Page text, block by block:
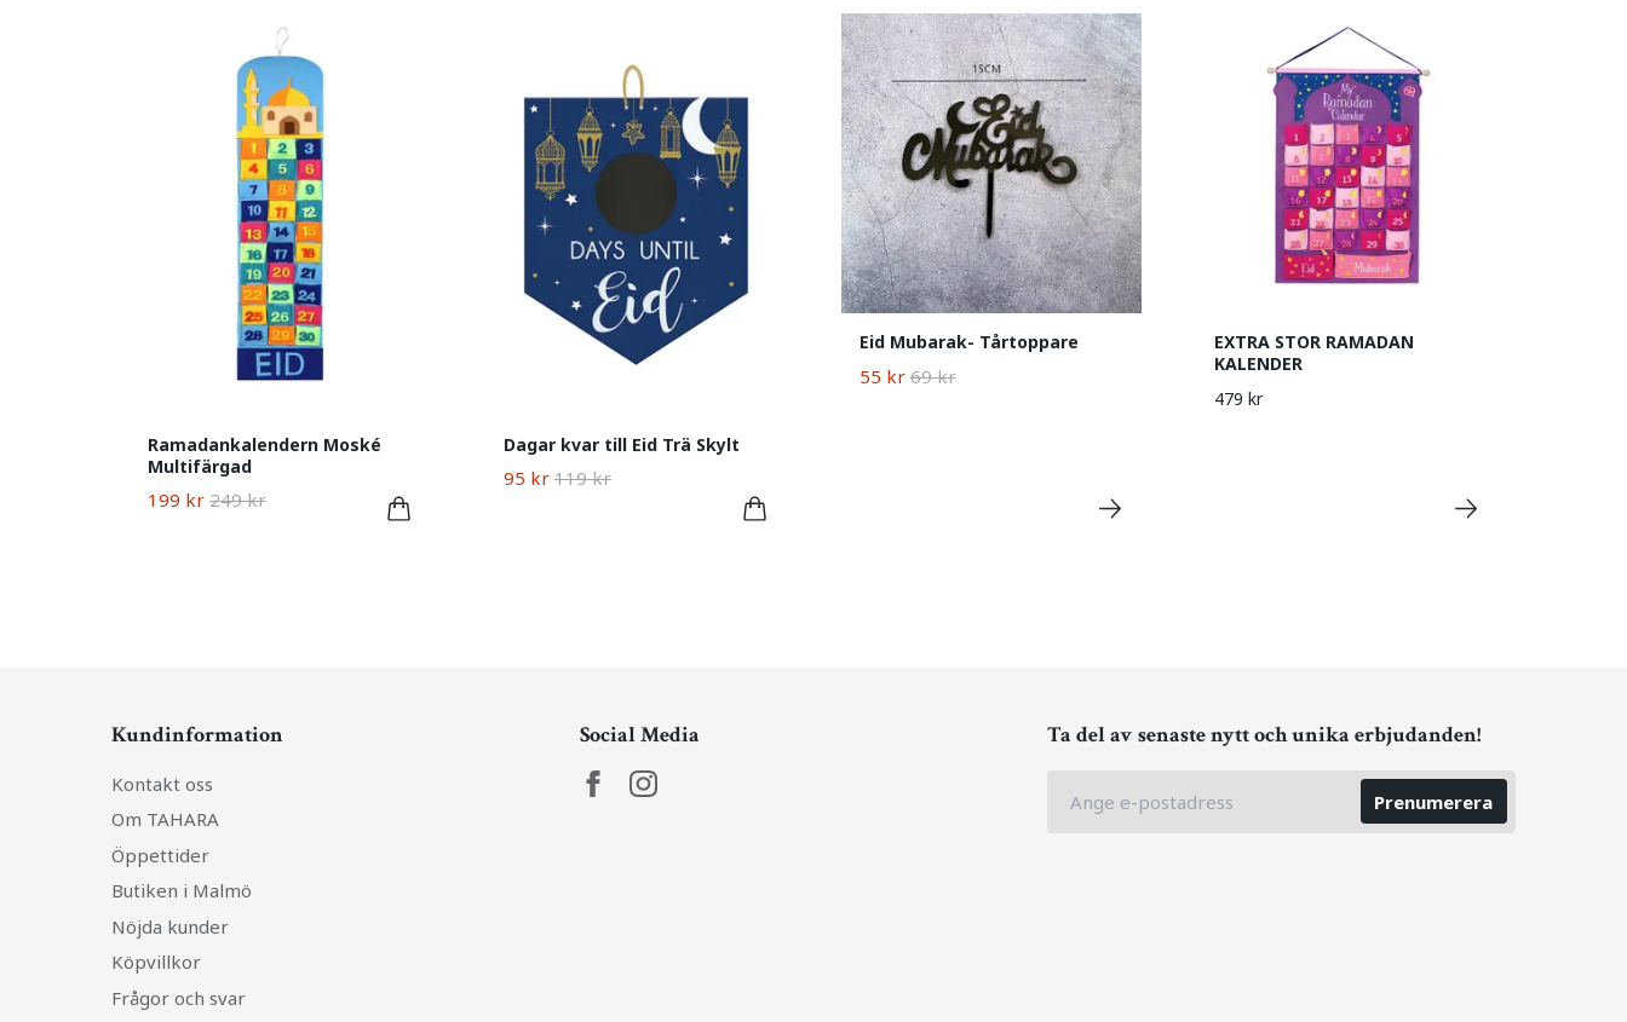
Ramadankalendern Moské
Multifärgad
199 kr 249 kr
Dagar kvar till Eid Trä Skylt
95 kr 119 kr
Eid Mubarak- Tårtoppare
55 kr 69 kr
EXTRA STOR RAMADAN
KALENDER
479 kr
Kundinformation
Kontakt oss
Om TAHARA
Öppettider
Butiken i Malmö
Nöjda kunder
Köpvillkor
Frågor och svar
Social Media Ta del av senaste nytt och unika erbjudanden!
Prenumerera